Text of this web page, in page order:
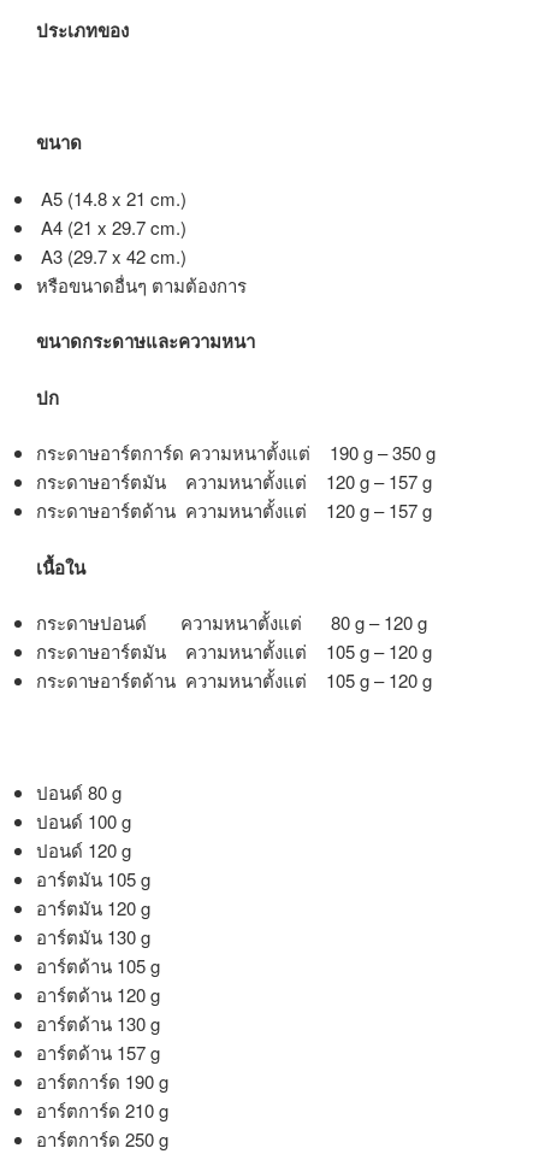
ประเภทของ
ขนาด
A5 (14.8 x 21 cm.)
A4 (21 x 29.7 cm.)
A3 (29.7 x 42 cm.)
หรือขนาดอื่นๆ ตามต้องการ
ขนาดกระดาษและความหนา
ปก
กระดาษอาร์ตการ์ด ความหนาตั้งแต่ 190 g – 350 g
กระดาษอาร์ตมัน ความหนาตั้งแต่ 120 g – 157 g
กระดาษอาร์ตด้าน ความหนาตั้งแต่ 120 g – 157 g
เนื้อใน
กระดาษปอนด์ ความหนาตั้งแต่ 80 g – 120 g
กระดาษอาร์ตมัน ความหนาตั้งแต่ 105 g – 120 g
กระดาษอาร์ตด้าน ความหนาตั้งแต่ 105 g – 120 g
ปอนด์ 80 g
ปอนด์ 100 g
ปอนด์ 120 g
อาร์ตมัน 105 g
อาร์ตมัน 120 g
อาร์ตมัน 130 g
อาร์ตด้าน 105 g
อาร์ตด้าน 120 g
อาร์ตด้าน 130 g
อาร์ตด้าน 157 g
อาร์ตการ์ด 190 g
อาร์ตการ์ด 210 g
อาร์ตการ์ด 250 g